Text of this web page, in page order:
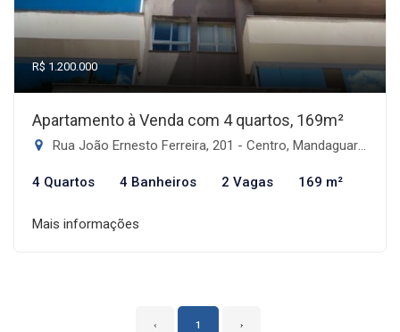
R$ 1.200.000
Apartamento à Venda com 4 quartos, 169m²
Rua João Ernesto Ferreira, 201 - Centro, Mandaguari-PR
4 Quartos 4 Banheiros 2 Vagas 169 m²
Mais informações
‹ 1 ›